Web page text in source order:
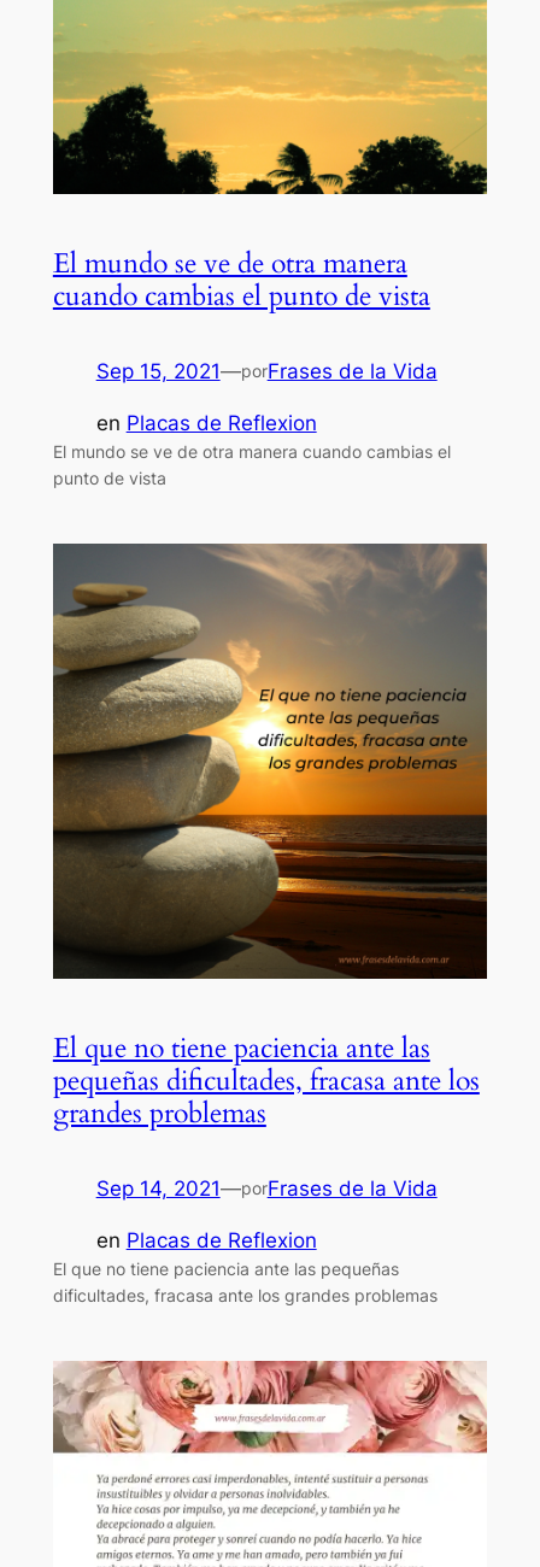
El mundo se ve de otra manera
cuando cambias el punto de vista
Sep 15, 2021—porFrases de la Vida
en Placas de Reflexion
El mundo se ve de otra manera cuando cambias el
punto de vista
El que no tiene paciencia ante las
pequeñas dificultades, fracasa ante los
grandes problemas
Sep 14, 2021—porFrases de la Vida
en Placas de Reflexion
El que no tiene paciencia ante las pequeñas
dificultades, fracasa ante los grandes problemas